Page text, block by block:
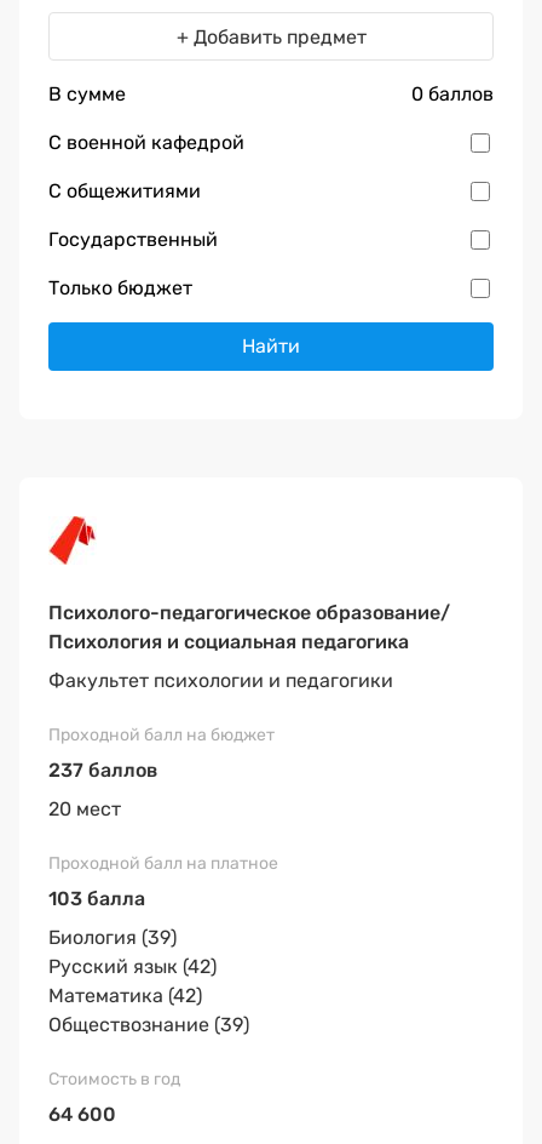
+ Добавить предмет
В сумме 0 баллов
С военной кафедрой
С общежитиями
Государственный
Только бюджет
Найти
Психолого-педагогическое образование/
Психология и социальная педагогика
Факультет психологии и педагогики
237 баллов
20 мест
103 балла
Биология (39)
Русский язык (42)
Математика (42)
Обществознание (39)
64 600